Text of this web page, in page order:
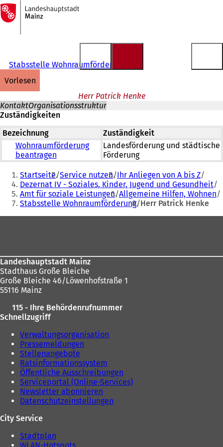
Inhalt anspringen
Zur
Startseite
Stabsstelle Wohnraumförderung
vorlesen
Herr Patrick Henke
KontaktOrganisationsstruktur
Zuständigkeiten
Bezeichnung
Zuständigkeit
Wohnraumförderung
beantragen
Landesförderung und städtische
Förderung
Sie
befinden
sich
hier:
Startseite Service nutzen Ihr Anliegen von A bis Z
Dezernat IV - Soziales, Kinder, Jugend und Gesundheit
Amt für soziale Leistungen Allgemeine Hilfen, Wohnen
Stabsstelle Wohnraumförderung Herr Patrick Henke
Landeshauptstadt Mainz
Stadthaus Große Bleiche
Große Bleiche 46/Löwenhofstraße 1
55116 Mainz
115 - Ihre Behördenrufnummer
Schnellzugriff
Verwaltungsorganisation
Pressemeldungen
Stellenangebote
Ratsinformationssystem
Öffentliche Ausschreibungen
Serviceportal (Online-Services)
Newsletter abonnieren
Datenschutzeinstellungen
City Service
Stadtplan